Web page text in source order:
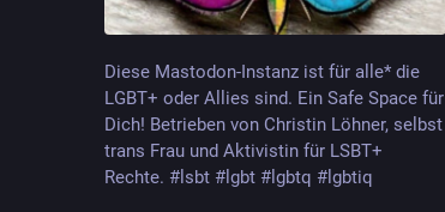
Diese Mastodon-Instanz ist für alle* die
LGBT+ oder Allies sind. Ein Safe Space für
Dich! Betrieben von Christin Löhner, selbst
trans Frau und Aktivistin für LSBT+
Rechte. #lsbt #lgbt #lgbtq #lgbtiq